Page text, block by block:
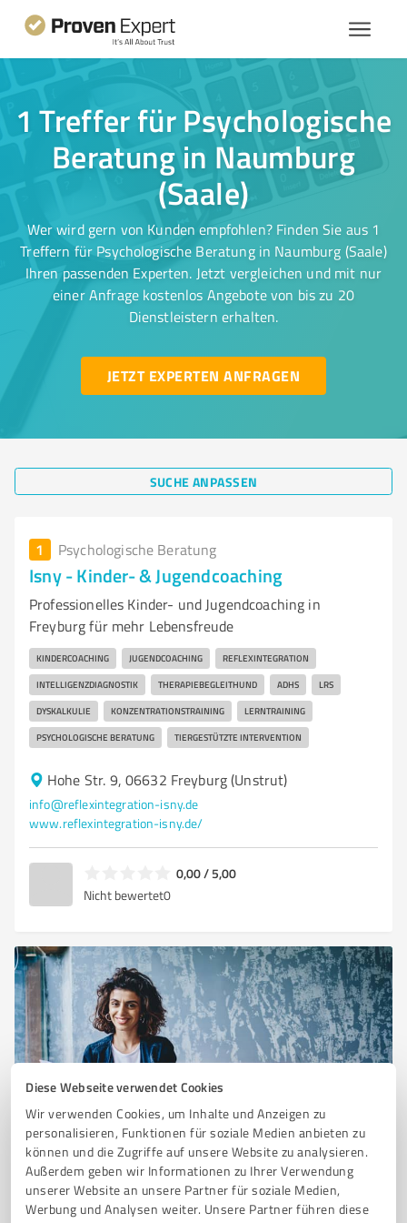
Diese Webseite verwendet Cookies
Wir verwenden Cookies, um Inhalte und Anzeigen zu
personalisieren, Funktionen für soziale Medien anbieten zu
können und die Zugriffe auf unsere Website zu analysieren.
Außerdem geben wir Informationen zu Ihrer Verwendung
unserer Website an unsere Partner für soziale Medien,
Werbung und Analysen weiter. Unsere Partner führen diese
1 Treffer für Psychologische
Beratung in Naumburg
(Saale)
Wer wird gern von Kunden empfohlen? Finden Sie aus 1
Treffern für Psychologische Beratung in Naumburg (Saale)
Ihren passenden Experten. Jetzt vergleichen und mit nur
einer Anfrage kostenlos Angebote von bis zu 20
Dienstleistern erhalten.
JETZT EXPERTEN ANFRAGEN
SUCHE ANPASSEN
1 Psychologische Beratung
Isny - Kinder- & Jugendcoaching
Professionelles Kinder- und Jugendcoaching in
Freyburg für mehr Lebensfreude
KINDERCOACHING JUGENDCOACHING REFLEXINTEGRATION
INTELLIGENZDIAGNOSTIK THERAPIEBEGLEITHUND ADHS LRS
DYSKALKULIE KONZENTRATIONSTRAINING LERNTRAINING
PSYCHOLOGISCHE BERATUNG TIERGESTÜTZTE INTERVENTION
Hohe Str. 9, 06632 Freyburg (Unstrut)
info@reflexintegration-isny.de
www.reflexintegration-isny.de/
0,00 / 5,00
Nicht bewertet0
Sie möchten auch hier gelistet werden?
Registrieren Sie sich jetzt und werden Sie ein von
Kunden empfohlener ProvenExpert!